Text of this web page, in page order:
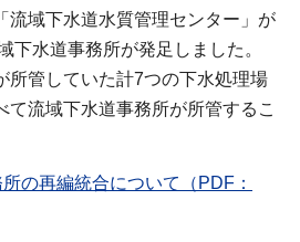
流域下水道水質管理センター」が
下水道事務所が発足しました。
所管していた計7つの下水処理場
て流域下水道事務所が所管するこ
の再編統合について（PDF：